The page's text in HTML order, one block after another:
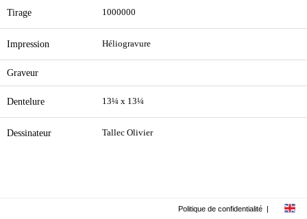
Tirage 1000000
Impression Héliogravure
Graveur
Dentelure 13¼ x 13¼
Dessinateur Tallec Olivier
Politique de confidentialité |